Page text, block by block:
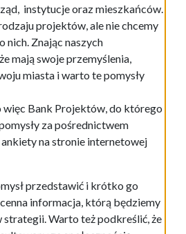
instytucje oraz mieszkańców.
projektów, ale nie chcemy
nich. Znając naszych
mają swoje przemyślenia,
miasta i warto te pomysły
Bank Projektów, do którego
za pośrednictwem
na stronie internetowej
przedstawić i krótko go
informacja, którą będziemy
strategii. Warto też podkreślić, że